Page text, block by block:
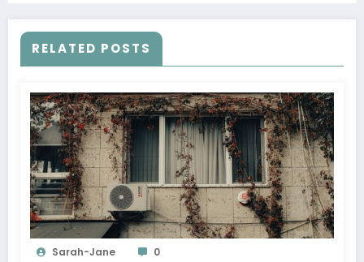
RELATED POSTS
Sarah-Jane 0